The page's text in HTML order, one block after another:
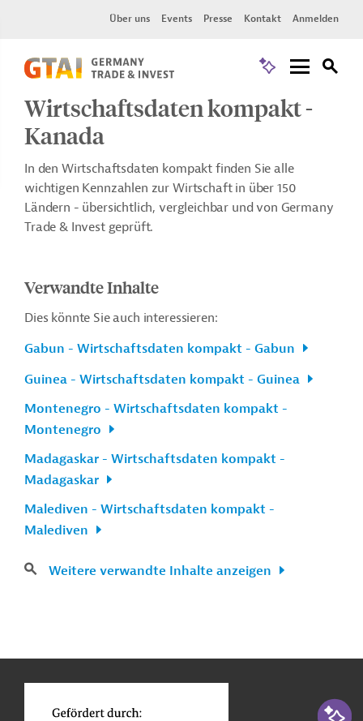
Über uns Events Presse Kontakt Anmelden
Wirtschaftsdaten kompakt -
Kanada
In den Wirtschaftsdaten kompakt finden Sie alle
wichtigen Kennzahlen zur Wirtschaft in über 150
Ländern - übersichtlich, vergleichbar und von Germany
Trade & Invest geprüft.
Verwandte Inhalte
Dies könnte Sie auch interessieren:
Gabun - Wirtschaftsdaten kompakt - Gabun
Guinea - Wirtschaftsdaten kompakt - Guinea
Montenegro - Wirtschaftsdaten kompakt -
Montenegro
Madagaskar - Wirtschaftsdaten kompakt -
Madagaskar
Malediven - Wirtschaftsdaten kompakt -
Malediven
Weitere verwandte Inhalte anzeigen
KI-